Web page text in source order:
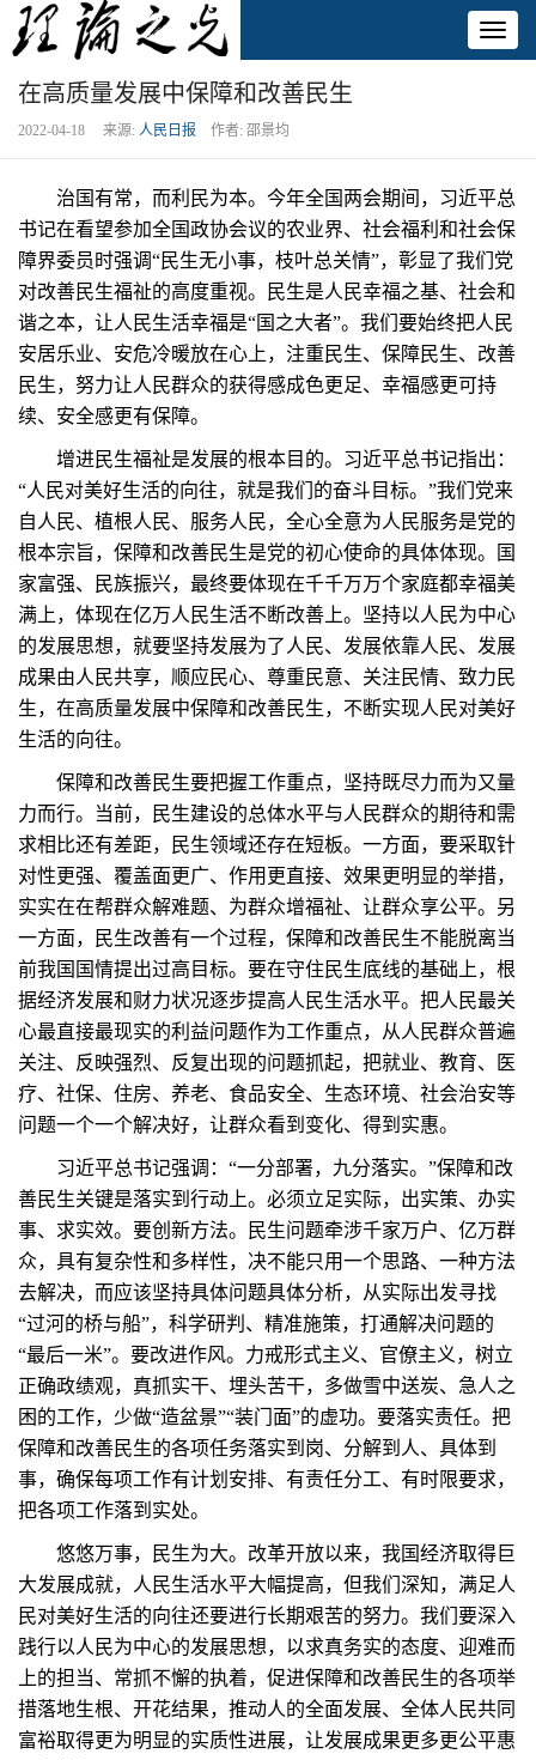
在高质量发展中保障和改善民生
2022-04-18 来源: 人民日报 作者: 邵景均
治国有常，而利民为本。今年全国两会期间，习近平总
书记在看望参加全国政协会议的农业界、社会福利和社会保
障界委员时强调“民生无小事，枝叶总关情”，彰显了我们党
对改善民生福祉的高度重视。民生是人民幸福之基、社会和
谐之本，让人民生活幸福是“国之大者”。我们要始终把人民
安居乐业、安危冷暖放在心上，注重民生、保障民生、改善
民生，努力让人民群众的获得感成色更足、幸福感更可持
续、安全感更有保障。
增进民生福祉是发展的根本目的。习近平总书记指出：
“人民对美好生活的向往，就是我们的奋斗目标。”我们党来
自人民、植根人民、服务人民，全心全意为人民服务是党的
根本宗旨，保障和改善民生是党的初心使命的具体体现。国
家富强、民族振兴，最终要体现在千千万万个家庭都幸福美
满上，体现在亿万人民生活不断改善上。坚持以人民为中心
的发展思想，就要坚持发展为了人民、发展依靠人民、发展
成果由人民共享，顺应民心、尊重民意、关注民情、致力民
生，在高质量发展中保障和改善民生，不断实现人民对美好
生活的向往。
保障和改善民生要把握工作重点，坚持既尽力而为又量
力而行。当前，民生建设的总体水平与人民群众的期待和需
求相比还有差距，民生领域还存在短板。一方面，要采取针
对性更强、覆盖面更广、作用更直接、效果更明显的举措，
实实在在帮群众解难题、为群众增福祉、让群众享公平。另
一方面，民生改善有一个过程，保障和改善民生不能脱离当
前我国国情提出过高目标。要在守住民生底线的基础上，根
据经济发展和财力状况逐步提高人民生活水平。把人民最关
心最直接最现实的利益问题作为工作重点，从人民群众普遍
关注、反映强烈、反复出现的问题抓起，把就业、教育、医
疗、社保、住房、养老、食品安全、生态环境、社会治安等
问题一个一个解决好，让群众看到变化、得到实惠。
习近平总书记强调：“一分部署，九分落实。”保障和改
善民生关键是落实到行动上。必须立足实际，出实策、办实
事、求实效。要创新方法。民生问题牵涉千家万户、亿万群
众，具有复杂性和多样性，决不能只用一个思路、一种方法
去解决，而应该坚持具体问题具体分析，从实际出发寻找
“过河的桥与船”，科学研判、精准施策，打通解决问题的
“最后一米”。要改进作风。力戒形式主义、官僚主义，树立
正确政绩观，真抓实干、埋头苦干，多做雪中送炭、急人之
困的工作，少做“造盆景”“装门面”的虚功。要落实责任。把
保障和改善民生的各项任务落实到岗、分解到人、具体到
事，确保每项工作有计划安排、有责任分工、有时限要求，
把各项工作落到实处。
悠悠万事，民生为大。改革开放以来，我国经济取得巨
大发展成就，人民生活水平大幅提高，但我们深知，满足人
民对美好生活的向往还要进行长期艰苦的努力。我们要深入
践行以人民为中心的发展思想，以求真务实的态度、迎难而
上的担当、常抓不懈的执着，促进保障和改善民生的各项举
措落地生根、开花结果，推动人的全面发展、全体人民共同
富裕取得更为明显的实质性进展，让发展成果更多更公平惠